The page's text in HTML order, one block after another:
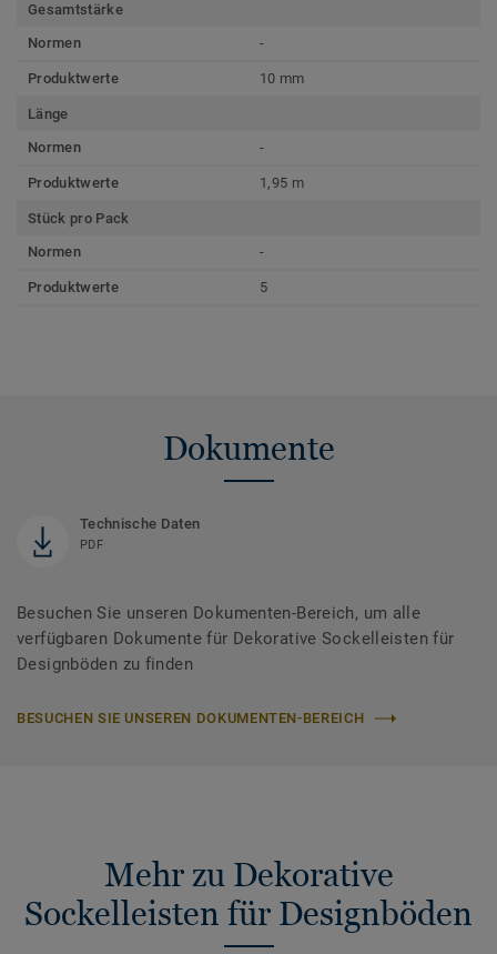
Gesamtstärke
Normen
-
Produktwerte 10 mm
Länge
Normen
-
Produktwerte 1,95 m
Stück pro Pack
Normen
-
Produktwerte 5
Dokumente
Technische Daten
PDF
Besuchen Sie unseren Dokumenten-Bereich, um alle
verfügbaren Dokumente für Dekorative Sockelleisten für
Designböden zu finden
BESUCHEN SIE UNSEREN DOKUMENTEN-BEREICH
Mehr zu Dekorative
Sockelleisten für Designböden